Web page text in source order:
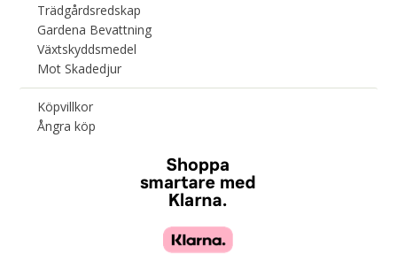
Trädgårdsredskap
Gardena Bevattning
Växtskyddsmedel
Mot Skadedjur
Köpvillkor
Ångra köp